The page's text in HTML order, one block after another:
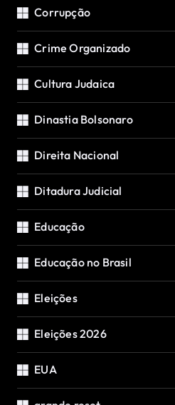
Corrupção
Crime Organizado
Cultura Judaica
Dinastia Bolsonaro
Direita Nacional
Ditadura Judicial
Educação
Educação no Brasil
Eleições
Eleições 2026
EUA